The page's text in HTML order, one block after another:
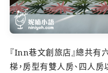
『Inn巷文創旅店』總共有
梯，房型有雙人房、四人